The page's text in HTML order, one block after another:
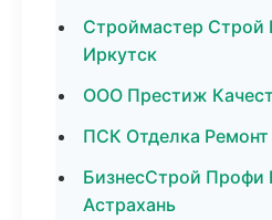
Строймастер
Иркутск
ООО Престиж
ПСК Отделка
БизнесСтрой
Астрахань